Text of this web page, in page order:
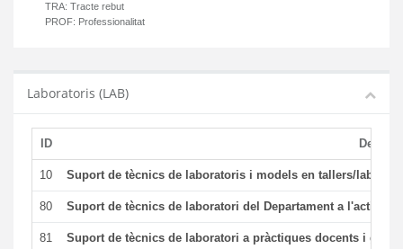
TRA: Tracte rebut
PROF: Professionalitat
Laboratoris (LAB)
ID
10 Suport de tècnics de laboratoris i models en tallers/
80 Suport de tècnics de laboratori del Departament a l'activitat
81 Suport de tècnics de laboratori a pràctiques docents i